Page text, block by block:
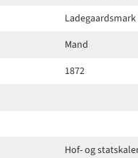
Ladegaardsmark
Mand
1872
Hof- og